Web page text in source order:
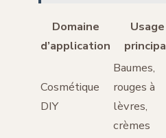
Domaine
d’application
Usage
Cosmétique
DIY
Baumes,
rouges à
lèvres,
crèmes